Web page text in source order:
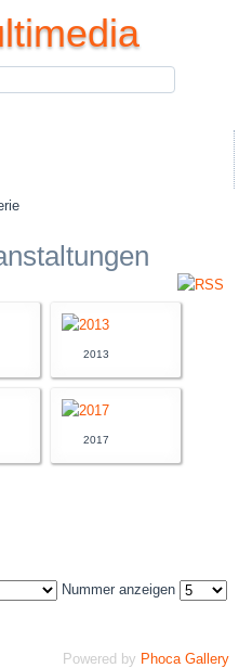
2013
2017
Nummer anzeigen
Powered by Phoca Gallery